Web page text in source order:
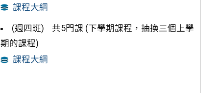
課程大綱
(週四班) 共5門課 (下學期課程，抽換三個上學
期的課程)
課程大綱